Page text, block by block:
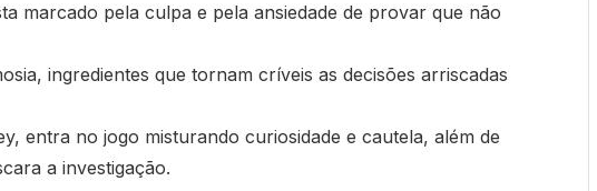
marcado pela culpa e pela ansiedade de provar que não
ingredientes que tornam críveis as decisões arriscadas
entra no jogo misturando curiosidade e cautela, além de
a investigação.